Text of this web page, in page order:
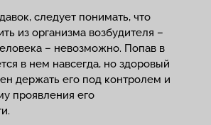
следует понимать, что
из организма возбудителя –
– невозможно. Попав в
в нем навсегда, но здоровый
держать его под контролем и
проявления его